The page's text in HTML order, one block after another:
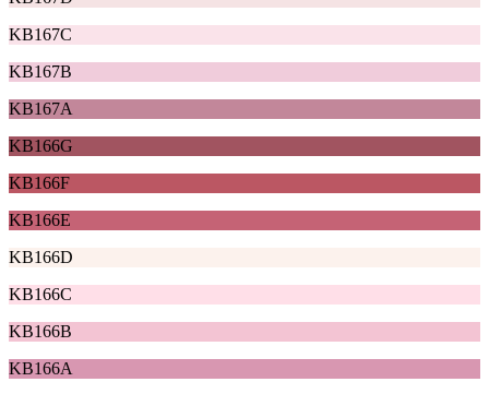
KB167C
KB167B
KB167A
KB166G
KB166F
KB166E
KB166D
KB166C
KB166B
KB166A